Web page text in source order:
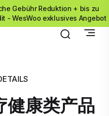
Gebühr Reduktion + bis zu
- WesWoo exklusives Angebot
康类产品